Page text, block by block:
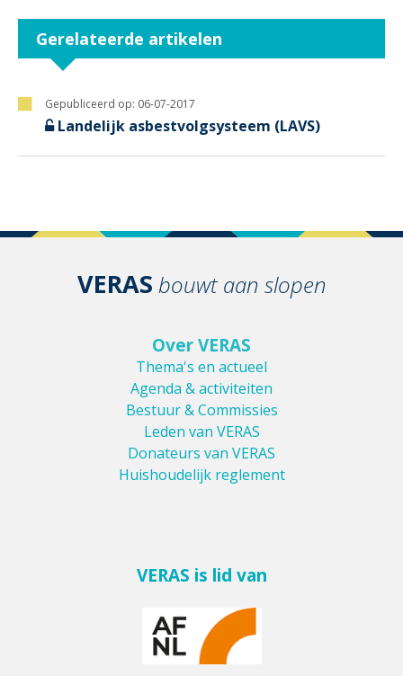
Gerelateerde artikelen
Gepubliceerd op: 06-07-2017
Landelijk asbestvolgsysteem (LAVS)
VERAS bouwt aan slopen
Over VERAS
Thema's en actueel
Agenda & activiteiten
Bestuur & Commissies
Leden van VERAS
Donateurs van VERAS
Huishoudelijk reglement
VERAS is lid van